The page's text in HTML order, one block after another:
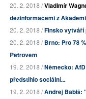
20. 2. 2018 /Vladimír
dezinformacemi z
20. 2. 2018 /Finsko
20. 2. 2018 /Brno: Pro 78
Petrovem
19. 2. 2018 /Německo:
předstihlo sociální...
19. 2. 2018 /Andrej Babiš: